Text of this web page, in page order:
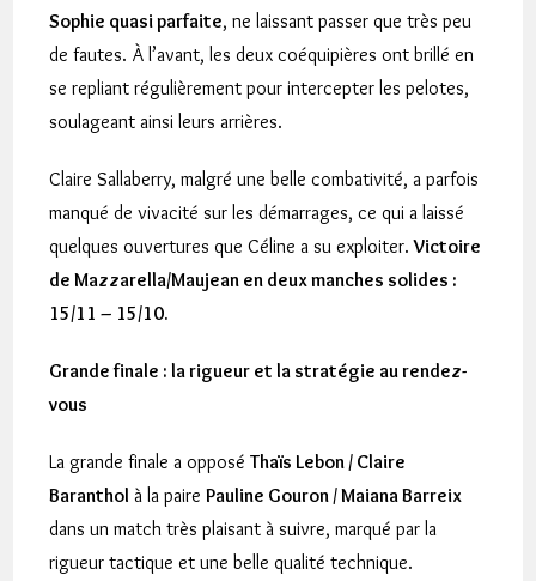
Sophie quasi parfaite, ne laissant passer que très peu
de fautes. À l’avant, les deux coéquipières ont brillé en
se repliant régulièrement pour intercepter les pelotes,
soulageant ainsi leurs arrières.
Claire Sallaberry, malgré une belle combativité, a parfois
manqué de vivacité sur les démarrages, ce qui a laissé
quelques ouvertures que Céline a su exploiter.Victoire
de Mazzarella/Maujean en deux manches solides :
15/11 – 15/10.
Grande finale : la rigueur et la stratégie au rendez-
vous
La grande finale a opposéThaïs Lebon / Claire
Baranthol à la pairePauline Gouron / Maiana Barreix
dans un match très plaisant à suivre, marqué par la
rigueur tactique et une belle qualité technique.